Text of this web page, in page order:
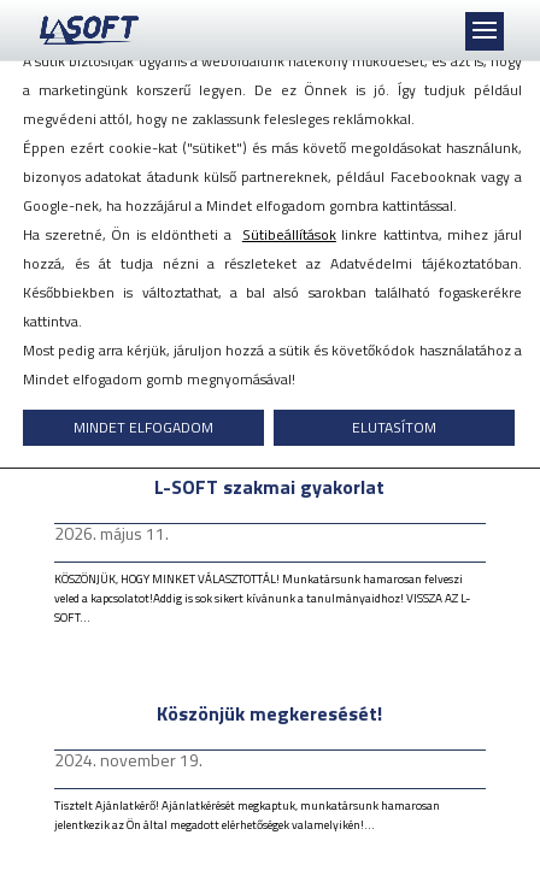
L-SOFT szakmai gyakorlat
2026. május 11.
KÖSZÖNJÜK, HOGY MINKET VÁLASZTOTTÁL! Munkatársunk hamarosan felveszi
veled a kapcsolatot!Addig is sok sikert kívánunk a tanulmányaidhoz! VISSZA AZ L-
SOFT...
Köszönjük megkeresését!
2024. november 19.
Tisztelt Ajánlatkérő! Ajánlatkérését megkaptuk, munkatársunk hamarosan
jelentkezik az Ön által megadott elérhetőségek valamelyikén!...
Mi szeretjük a sütiket, akkor is, ha azok követnek minket!
A sütik biztosítják ugyanis a weboldalunk hatékony működését, és azt is, hogy
a marketingünk korszerű legyen. De ez Önnek is jó. Így tudjuk például
megvédeni attól, hogy ne zaklassunk felesleges reklámokkal.
Éppen ezért cookie-kat ("sütiket") és más követő megoldásokat használunk,
bizonyos adatokat átadunk külső partnereknek, például Facebooknak vagy a
Google-nek, ha hozzájárul a Mindet elfogadom gombra kattintással.
Ha szeretné, Ön is eldöntheti a Sütibeállításoklinkre kattintva, mihez járul
hozzá, és át tudja nézni a részleteket az Adatvédelmi tájékoztatóban.
Későbbiekben is változtathat, a bal alsó sarokban található fogaskerékre
kattintva.
Most pedig arra kérjük, járuljon hozzá a sütik és követőkódok használatához a
Mindet elfogadom gomb megnyomásával!
MINDET ELFOGADOM ELUTASÍTOM